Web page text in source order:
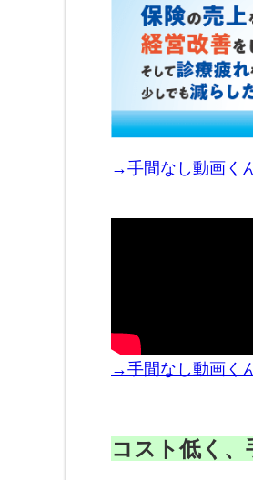
→手間なし動画く
→手間なし動画く
コスト低く、